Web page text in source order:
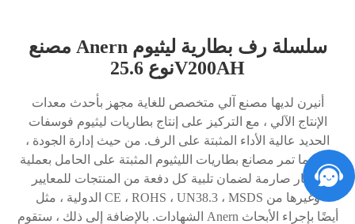
مصنع Anern سلسلة رف بطارية ليثيوم
نوع 25.6V200AH
أنيرن لديها مصنع آلي متخصص للغاية مجهز بأحدث معدات
الإنتاج الآلي ، مع التركيز على إنتاج بطاريات ليثيوم فوسفات
الحديد عالية الأداء المثبتة على الرف. من حيث إدارة الجودة ،
عادة ما تمر مصانع بطاريات الليثيوم المثبتة على الحامل بعملية
اختبار صارمة لضمان تلبية كل دفعة من المنتجات للمعايير
الدولية ، مثل CE ، ROHS ، UN38.3 ، MSDS وغيرها من
الشهادات. بالإضافة إلى ذلك ، ستقوم Anern أيضًا بإجراء الأبحاث